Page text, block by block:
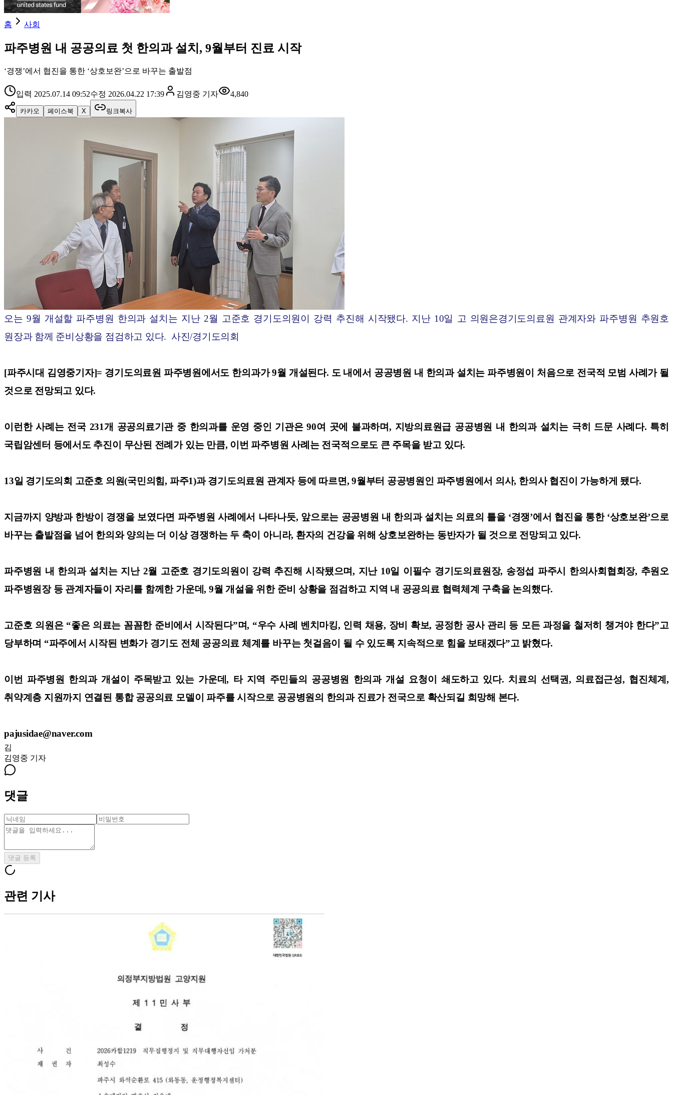
홈 사회
파주병원 내 공공의료 첫 한의과 설치, 9월부터 진료 시작
‘경쟁’에서 협진을 통한 ‘상호보완’으로 바꾸는 출발점
입력 2025.07.14 09:52수정 2026.04.22 17:39 김영중 기자 4,840
카카오 페이스북 X 링크복사
오는 9월 개설할 파주병원 한의과 설치는 지난 2월 고준호 경기도의원이 강력 추진해 시작됐다. 지난 10일 고 의원은경기도의료원 관계자와 파주병원 추원호
원장과 함께 준비상황을 점검하고 있다. 사진/경기도의회
[파주시대 김영중기자]= 경기도의료원 파주병원에서도 한의과가 9월 개설된다. 도 내에서 공공병원 내 한의과 설치는 파주병원이 처음으로 전국적 모범 사례가 될
것으로 전망되고 있다.
이런한 사례는 전국 231개 공공의료기관 중 한의과를 운영 중인 기관은 90여 곳에 불과하며, 지방의료원급 공공병원 내 한의과 설치는 극히 드문 사례다. 특히
국립암센터 등에서도 추진이 무산된 전례가 있는 만큼, 이번 파주병원 사례는 전국적으로도 큰 주목을 받고 있다.
13일 경기도의회 고준호 의원(국민의힘, 파주1)과 경기도의료원 관계자 등에 따르면, 9월부터 공공병원인 파주병원에서 의사, 한의사 협진이 가능하게 됐다.
지금까지 양방과 한방이 경쟁을 보였다면 파주병원 사례에서 나타나듯, 앞으로는 공공병원 내 한의과 설치는 의료의 틀을 ‘경쟁’에서 협진을 통한 ‘상호보완’으로
바꾸는 출발점을 넘어 한의와 양의는 더 이상 경쟁하는 두 축이 아니라, 환자의 건강을 위해 상호보완하는 동반자가 될 것으로 전망되고 있다.
파주병원 내 한의과 설치는 지난 2월 고준호 경기도의원이 강력 추진해 시작됐으며, 지난 10일 이필수 경기도의료원장, 송정섭 파주시 한의사회협회장, 추원오
파주병원장 등 관계자들이 자리를 함께한 가운데, 9월 개설을 위한 준비 상황을 점검하고 지역 내 공공의료 협력체계 구축을 논의했다.
고준호 의원은 “좋은 의료는 꼼꼼한 준비에서 시작된다”며, “우수 사례 벤치마킹, 인력 채용, 장비 확보, 공정한 공사 관리 등 모든 과정을 철저히 챙겨야 한다”고
당부하며 “파주에서 시작된 변화가 경기도 전체 공공의료 체계를 바꾸는 첫걸음이 될 수 있도록 지속적으로 힘을 보태겠다”고 밝혔다.
이번 파주병원 한의과 개설이 주목받고 있는 가운데, 타 지역 주민들의 공공병원 한의과 개설 요청이 쇄도하고 있다. 치료의 선택권, 의료접근성, 협진체계,
취약계층 지원까지 연결된 통합 공공의료 모델이 파주를 시작으로 공공병원의 한의과 진료가 전국으로 확산되길 희망해 본다.
pajusidae@naver.com
김
김영중 기자
댓글
댓글 등록
관련 기사